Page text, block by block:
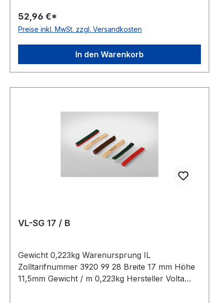
FDA-Zulassung ja Zugstrang nein Shorehärte
80° Shore A
52,96 €*
Preise inkl. MwSt. zzgl. Versandkosten
In den Warenkorb
VL-SG 17 / B
Gewicht 0,223kg Warenursprung IL
Zolltarifnummer 3920 99 28 Breite 17 mm Höhe
11,5mm Gewicht / m 0,223kg Hersteller Volta